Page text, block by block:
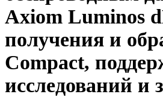
Axiom Luminos
получения и
Compact,
исследований и